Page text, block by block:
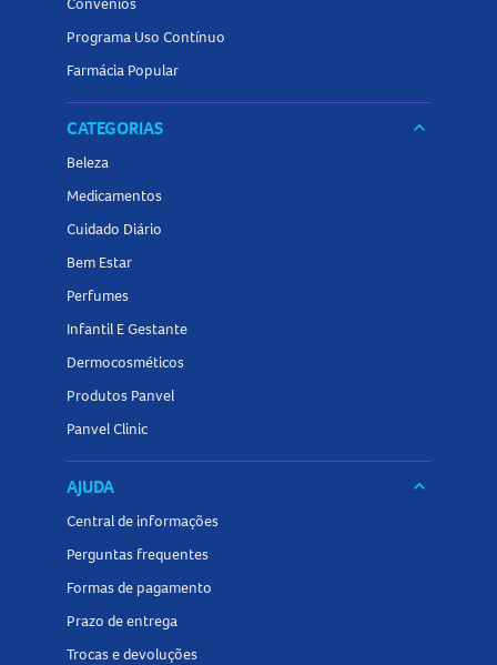
Programa Uso Contínuo
Farmácia Popular
CATEGORIAS keyboard_arrow_down
Beleza
Medicamentos
Cuidado Diário
Bem Estar
Perfumes
Infantil E Gestante
Dermocosméticos
Produtos Panvel
Panvel Clinic
AJUDA keyboard_arrow_down
Central de informações
Perguntas frequentes
Formas de pagamento
Prazo de entrega
Trocas e devoluções